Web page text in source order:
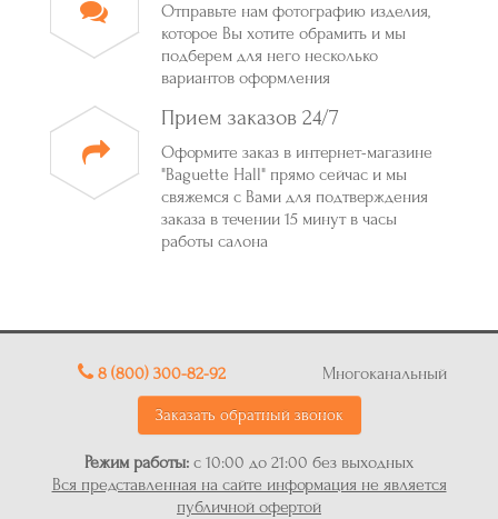
Отправьте нам фотографию изделия,
которое Вы хотите обрамить и мы
подберем для него несколько
вариантов оформления
Прием заказов 24/7
Оформите заказ в интернет-магазине
"Baguette Hall" прямо сейчас и мы
свяжемся с Вами для подтверждения
заказа в течении 15 минут в часы
работы салона
8 (800) 300-82-92 Многоканальный
Заказать обратный звонок
Режим работы: с 10:00 до 21:00 без выходных
Вся представленная на сайте информация не является
публичной офертой